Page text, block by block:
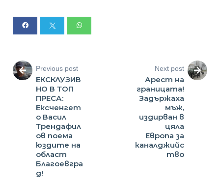
Previous post
ЕКСКЛУЗИВ
НО В ТОП
ПРЕСА:
Ексченгет
о Васил
Трендафил
ов поема
юздите на
област
Благоевгра
д!
Next post
Арест на
границата!
Задържаха
мъж,
издирван в
цяла
Европа за
каналджийс
тво